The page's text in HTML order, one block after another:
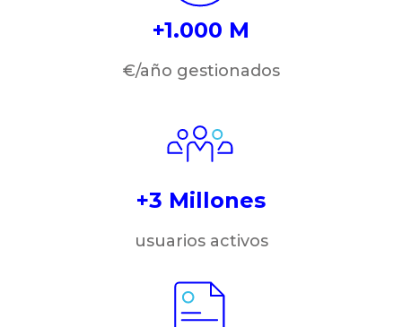
+1.000 M
€/año gestionados
+3 Millones
usuarios activos